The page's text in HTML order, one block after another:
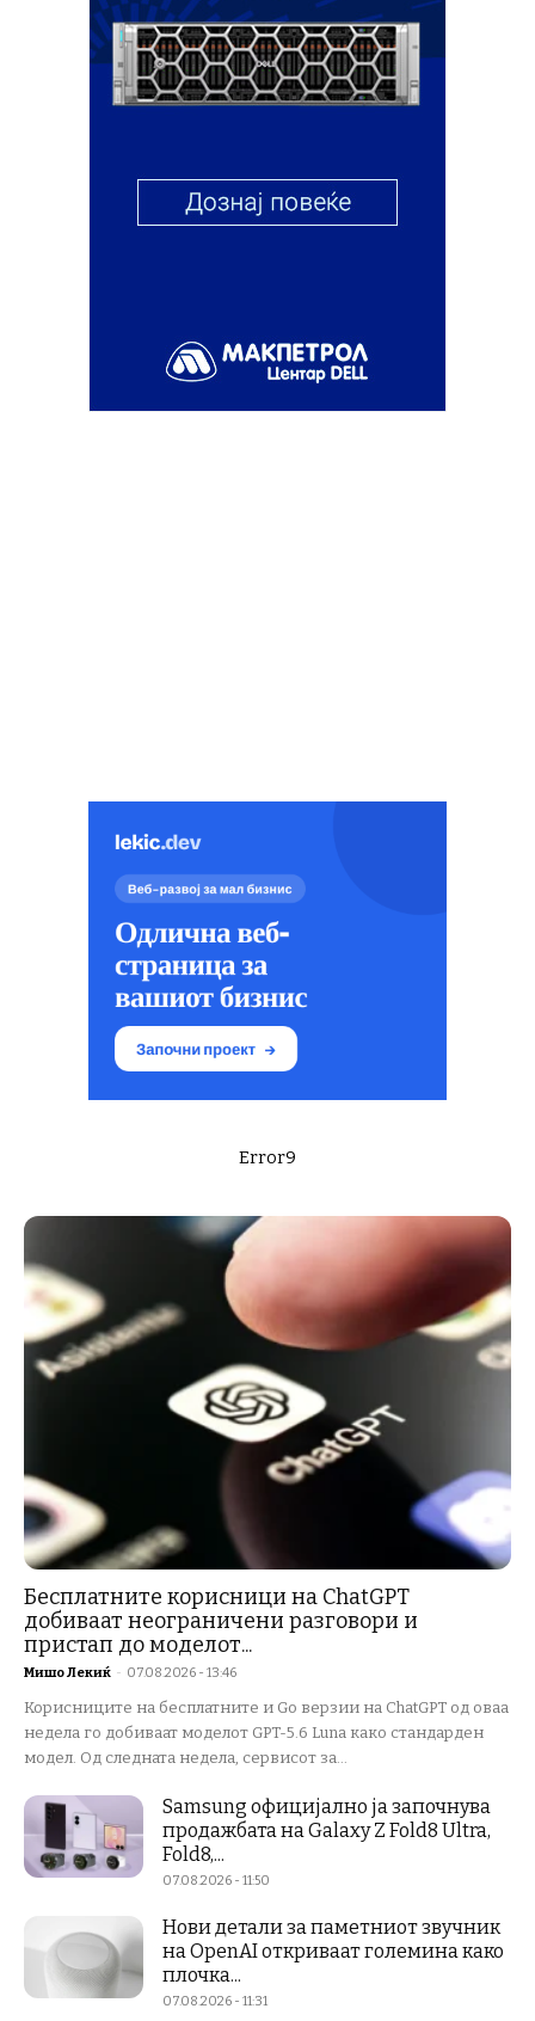
Error9
Бесплатните корисници на ChatGPT
добиваат неограничени разговори и
пристап до моделот...
Мишо Лекиќ - 07.08.2026 - 13:46
Корисниците на бесплатните и Go верзии на ChatGPT од оваа
недела го добиваат моделот GPT-5.6 Luna како стандарден
модел. Од следната недела, сервисот за...
Samsung официјално ја започнува
продажбата на Galaxy Z Fold8 Ultra,
Fold8,...
07.08.2026 - 11:50
Нови детали за паметниот звучник
на OpenAI откриваат големина како
плочка...
07.08.2026 - 11:31